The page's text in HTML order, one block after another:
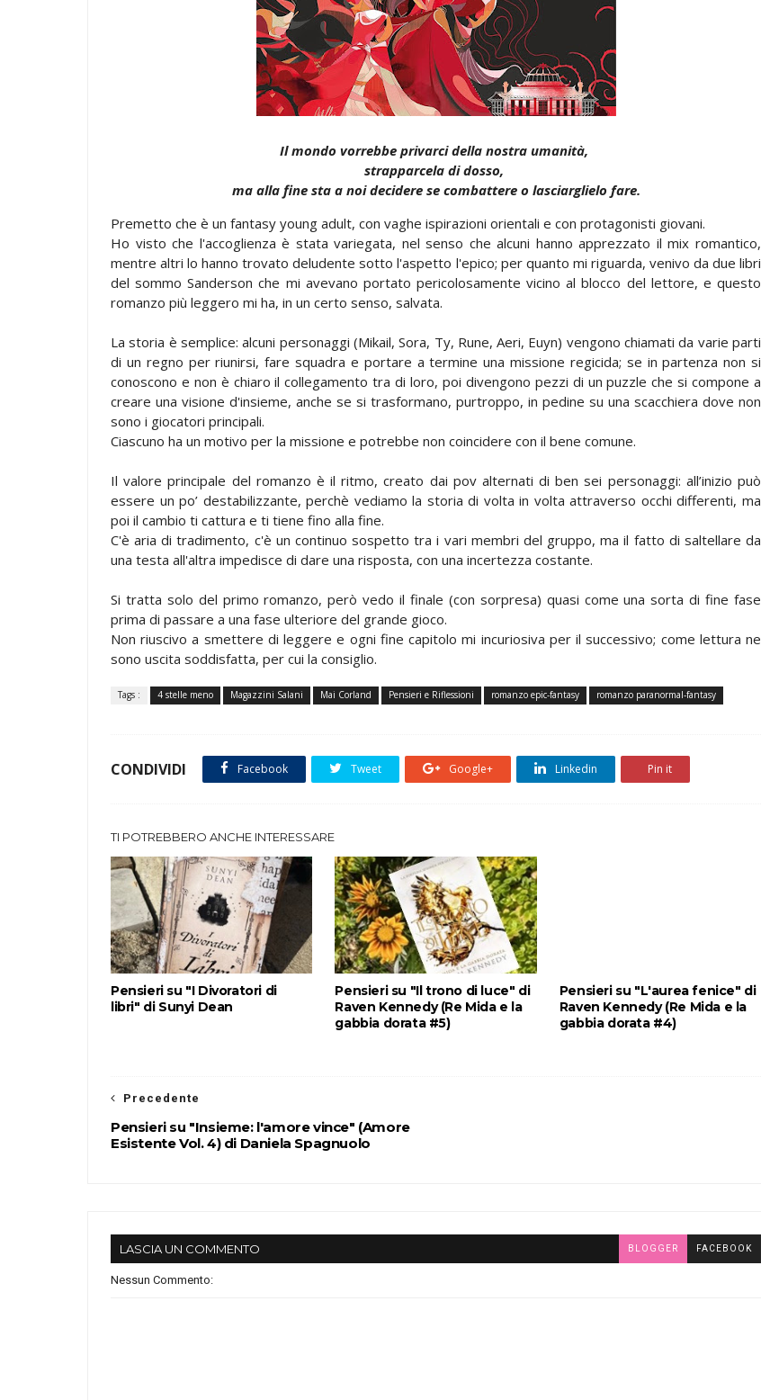
Il mondo vorrebbe privarci della nostra umanità,
strapparcela di dosso,
ma alla fine sta a noi decidere se combattere o lasciarglielo fare.
Premetto che è un fantasy young adult, con vaghe ispirazioni orientali e con protagonisti giovani.
Ho visto che l'accoglienza è stata variegata, nel senso che alcuni hanno apprezzato il mix romantico,
mentre altri lo hanno trovato deludente sotto l'aspetto l'epico; per quanto mi riguarda, venivo da due libri
del sommo Sanderson che mi avevano portato pericolosamente vicino al blocco del lettore, e questo
romanzo più leggero mi ha, in un certo senso, salvata.
La storia è semplice: alcuni personaggi (Mikail, Sora, Ty, Rune, Aeri, Euyn) vengono chiamati da varie parti
di un regno per riunirsi, fare squadra e portare a termine una missione regicida; se in partenza non si
conoscono e non è chiaro il collegamento tra di loro, poi divengono pezzi di un puzzle che si compone a
creare una visione d'insieme, anche se si trasformano, purtroppo, in pedine su una scacchiera dove non
sono i giocatori principali.
Ciascuno ha un motivo per la missione e potrebbe non coincidere con il bene comune.
Il valore principale del romanzo è il ritmo, creato dai pov alternati di ben sei personaggi: all’inizio può
essere un po’ destabilizzante, perchè vediamo la storia di volta in volta attraverso occhi differenti, ma
poi il cambio ti cattura e ti tiene fino alla fine.
C'è aria di tradimento, c'è un continuo sospetto tra i vari membri del gruppo, ma il fatto di saltellare da
una testa all'altra impedisce di dare una risposta, con una incertezza costante.
Si tratta solo del primo romanzo, però vedo il finale (con sorpresa) quasi come una sorta di fine fase
prima di passare a una fase ulteriore del grande gioco.
Non riuscivo a smettere di leggere e ogni fine capitolo mi incuriosiva per il successivo; come lettura ne
sono uscita soddisfatta, per cui la consiglio.
Tags : 4 stelle meno Magazzini Salani Mai Corland Pensieri e Riflessioni romanzo epic-fantasy romanzo paranormal-fantasy
CONDIVIDI Facebook Tweet Google+ Linkedin Pin it
TI POTREBBERO ANCHE INTERESSARE
Pensieri su "I Divoratori di
libri" di Sunyi Dean
Pensieri su "Il trono di luce" di
Raven Kennedy (Re Mida e la
gabbia dorata #5)
Pensieri su "L'aurea fenice" di
Raven Kennedy (Re Mida e la
gabbia dorata #4)
Precedente
Pensieri su "Insieme: l'amore vince" (Amore
Esistente Vol. 4) di Daniela Spagnuolo
LASCIA UN COMMENTO BLOGGER FACEBOOK
Nessun Commento: